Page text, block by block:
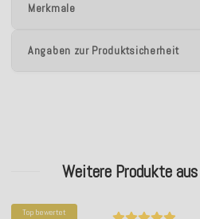
Merkmale
Angaben zur Produktsicherheit
Weitere Produkte
Top bewertet